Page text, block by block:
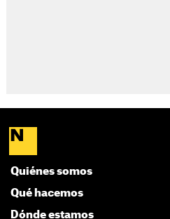
Quiénes somos
Qué hacemos
Dónde estamos